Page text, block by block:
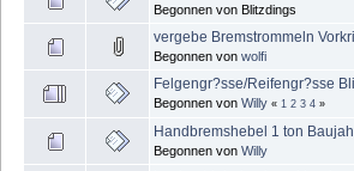
Begonnen von Blitzdings
vergebe Bremstrommeln
Begonnen von wolfi
Felgengr?sse/Reifengr?sse
Begonnen von Willy « 1 2 3 4 »
Handbremshebel 1 ton
Begonnen von Willy